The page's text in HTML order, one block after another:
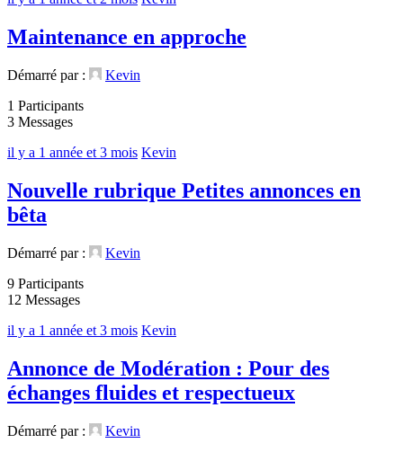
Maintenance en approche
Démarré par :
Kevin
1 Participants
3 Messages
il y a 1 année et 3 mois Kevin
Nouvelle rubrique Petites annonces en
bêta
Démarré par :
Kevin
9 Participants
12 Messages
il y a 1 année et 3 mois Kevin
Annonce de Modération : Pour des
échanges fluides et respectueux
Démarré par :
Kevin